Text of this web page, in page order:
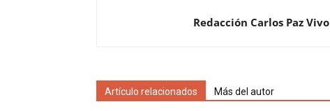
Redacción Carlos Paz Vivo
Artículo relacionados Más del autor